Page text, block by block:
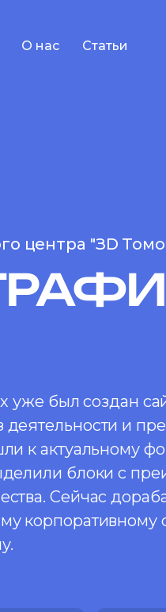
О нас Статьи
центра "ЗD
уже был создан
и
к актуальному
блоки с
Сейчас